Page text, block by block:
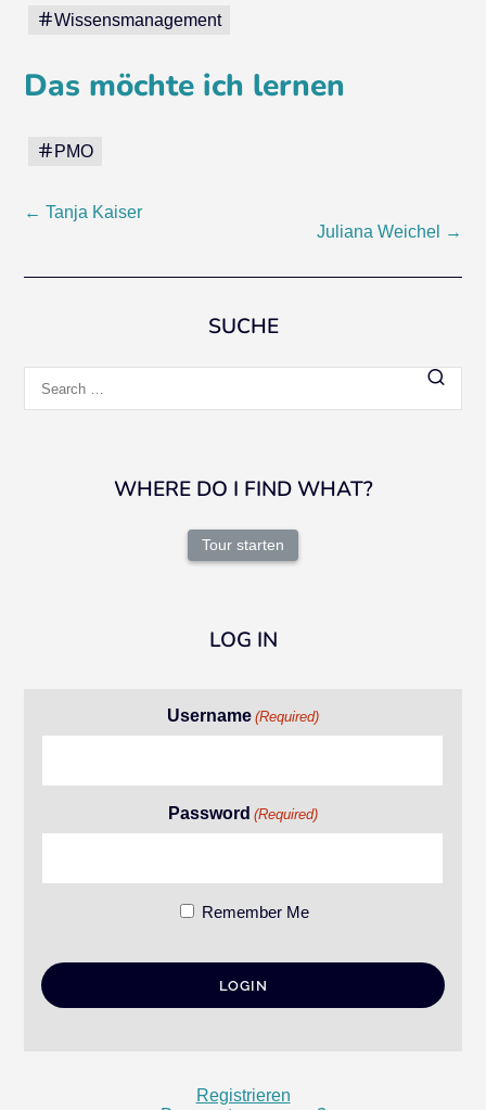
Wissensmanagement
Das möchte ich lernen
PMO
Post
← Tanja Kaiser
Juliana Weichel
→
SUCHE
for:
WHERE DO I FIND WHAT?
Tour starten
LOG IN
Username (Required)
Password (Required)
Remember Me
Registrieren